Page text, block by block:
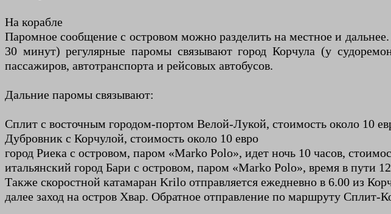
На корабле
Паромное сообщение с островом можно разделить на местное и
30 минут) регулярные паромы связывают город Корчула (у
пассажиров, автотранспорта и рейсовых автобусов.
Дальние паромы связывают:
Сплит с восточным городом-портом Велой-Лукой, стоимость около 10
Дубровник с Корчулой, стоимость около 10 евро
город Риека с островом, паром «Marko Polo», идет ночь 10 часов,
итальянский город Бари с островом, паром «Marko Polo», время в пути
Также скоростной катамаран Krilo отправляется ежедневно в 6.00 из
далее заход на остров Хвар. Обратное отправление по маршруту Сплит-